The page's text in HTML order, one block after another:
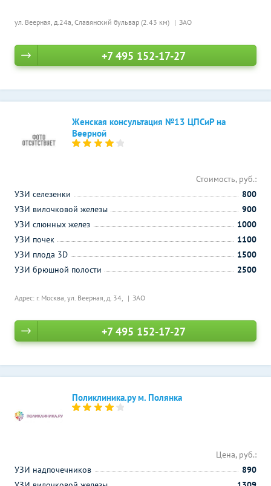
ул. Веерная, д.24а, Славянский бульвар (2.43 км) ЗАО
+7 495 152-17-27
Женская консультация №13 ЦПСиР на
Веерной
Адрес: г. Москва, ул. Веерная, д. 34, ЗАО
Стоимость, руб.:
УЗИ селезенки
800
УЗИ вилочковой железы
900
УЗИ слюнных желез
1000
УЗИ почек
1100
УЗИ плода 3D
1500
УЗИ брюшной полости
2500
+7 495 152-17-27
Поликлиника.ру м. Полянка
Цена, руб.:
УЗИ надпочечников
890